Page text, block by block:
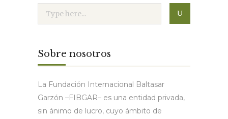
Sobre nosotros
La Fundación Internacional Baltasar
Garzón –FIBGAR– es una entidad privada,
sin ánimo de lucro, cuyo ámbito de